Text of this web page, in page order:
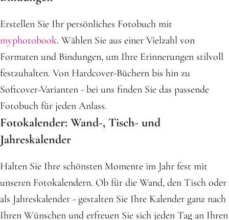
Erstellen Sie Ihr persönliches Fotobuch mit
myphotobook. Wählen Sie aus einer Vielzahl von
Formaten und Bindungen, um Ihre Erinnerungen stilvoll
festzuhalten. Von Hardcover-Büchern bis hin zu
Softcover-Varianten - bei uns finden Sie das passende
Fotobuch für jeden Anlass.
Fotokalender: Wand-, Tisch- und
Jahreskalender
Halten Sie Ihre schönsten Momente im Jahr fest mit
unseren Fotokalendern. Ob für die Wand, den Tisch oder
als Jahreskalender - gestalten Sie Ihre Kalender ganz nach
Ihren Wünschen und erfreuen Sie sich jeden Tag an Ihren